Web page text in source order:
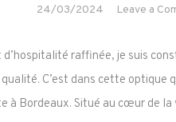
24/03/2024 Leave a
raffinée, je suis
C’est dans cette optique
à Bordeaux. Situé au cœur de